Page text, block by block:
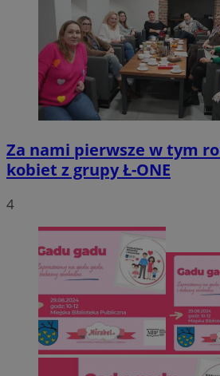
Za nami pierwsze w tym
kobiet z grupy Ł-ONE
4